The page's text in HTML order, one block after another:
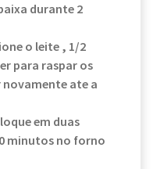
durante 2
o leite , 1/2
para raspar os
ate a
em duas
minutos no forno